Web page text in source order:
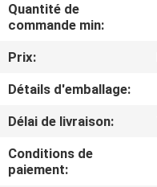
VISITE
D'USINE
CONTRÔLE
DE
QUALITÉ
Quantité de
commande min:
Prix:
Détails d'emballage:
Délai de livraison:
Conditions de
paiement: